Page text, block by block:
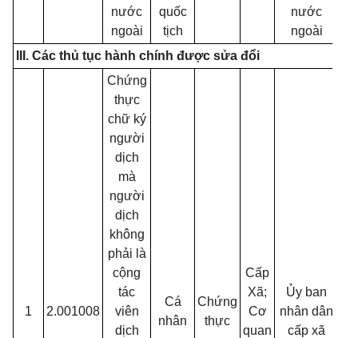
nước
ngoài
quốc
tịch
nước
ngoài
III. Các thủ tục hành chính được sửa đổi
1 2.001008
Chứng
thực
chữ ký
người
dịch
mà
người
dịch
không
phải là
cộng
tác
viên
dịch
Cá
nhân
Chứng
thực
Cấp
Xã;
Cơ
quan
Ủy ban
nhân dân
cấp xã